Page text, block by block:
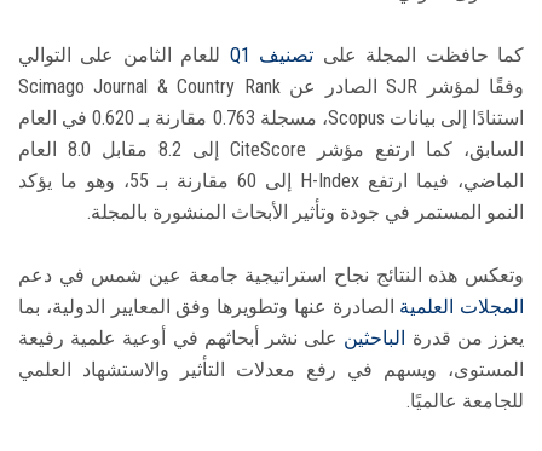
كما حافظت المجلة على تصنيف Q1
للعام الثامن على التوالي
وفقًا لمؤشر SJR الصادر عن Scimago Journal & Country Rank
استنادًا إلى بيانات Scopus، مسجلة 0.763 مقارنة بـ 0.620 في العام
السابق، كما ارتفع مؤشر CiteScore إلى 8.2 مقابل 8.0 العام
الماضي، فيما ارتفع H-Index إلى 60 مقارنة بـ 55، وهو ما يؤكد
النمو المستمر في جودة وتأثير الأبحاث المنشورة بالمجلة.
وتعكس هذه النتائج نجاح استراتيجية جامعة عين شمس في دعم
المجلات العلمية الصادرة عنها وتطويرها وفق المعايير الدولية، بما
يعزز من قدرة
الباحثين على نشر أبحاثهم في أوعية علمية رفيعة
المستوى، ويسهم في رفع معدلات التأثير والاستشهاد العلمي
للجامعة عالميًا.